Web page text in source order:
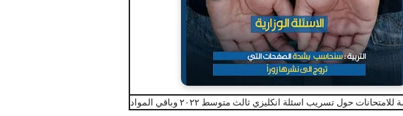
حول تسريب اسئلة انكليزي ثالث متوسط ٢٠٢٢ وباقي المواد